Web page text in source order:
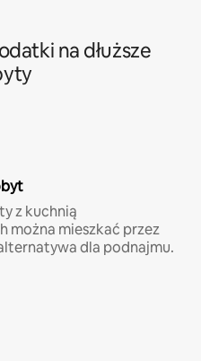
na dłuższe
z kuchnią
można mieszkać przez
dla podnajmu.